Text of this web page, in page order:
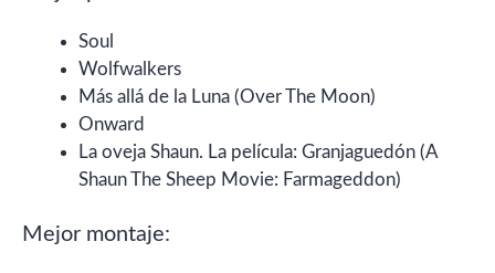
Soul
Wolfwalkers
Más allá de la Luna (Over The Moon)
Onward
La oveja Shaun. La película: Granjaguedón (A
Shaun The Sheep Movie: Farmageddon)
Mejor montaje: